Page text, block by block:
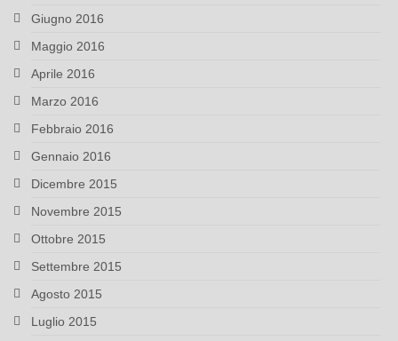
Giugno 2016
Maggio 2016
Aprile 2016
Marzo 2016
Febbraio 2016
Gennaio 2016
Dicembre 2015
Novembre 2015
Ottobre 2015
Settembre 2015
Agosto 2015
Luglio 2015